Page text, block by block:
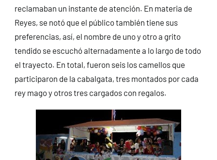
reclamaban un instante de atención. En materia de
Reyes, se notó que el público también tiene sus
preferencias, así, el nombre de uno y otro a grito
tendido se escuchó alternadamente a lo largo de todo
el trayecto. En total, fueron seis los camellos que
participaron de la cabalgata, tres montados por cada
rey mago y otros tres cargados con regalos.